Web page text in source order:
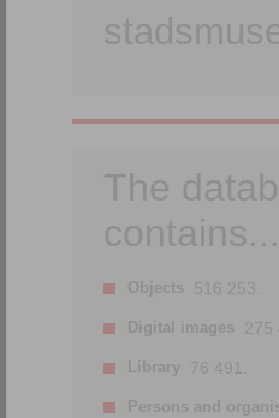
The
contains...
Objects 516 253.
Digital images
Library 76 491.
Persons and